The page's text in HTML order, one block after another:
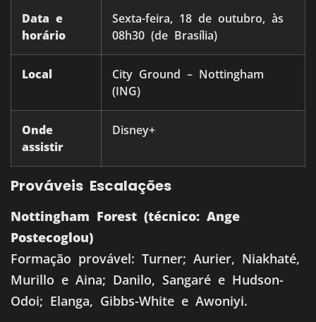
Data e
horário
Sexta-feira, 18 de outubro, às
08h30 (de Brasília)
Local
City Ground – Nottingham
(ING)
Onde
assistir
Disney+
Prováveis Escalações
Nottingham Forest (técnico: Ange
Postecoglou)
Formação provável: Turner; Aurier, Niakhaté,
Murillo e Aina; Danilo, Sangaré e Hudson-
Odoi; Elanga, Gibbs-White e Awoniyi.